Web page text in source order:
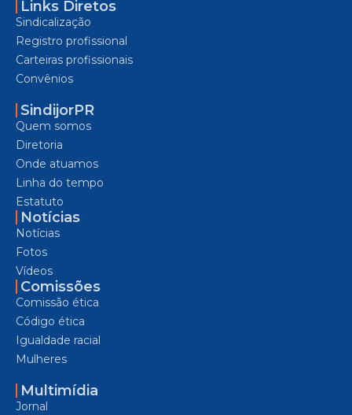
Links Diretos
Sindicalização
Registro profissional
Carteiras profissionais
Convênios
SindijorPR
Quem somos
Diretoria
Onde atuamos
Linha do tempo
Estatuto
Notícias
Notícias
Fotos
Vídeos
Comissões
Comissão ética
Código ética
Igualdade racial
Mulheres
Multimídia
Jornal